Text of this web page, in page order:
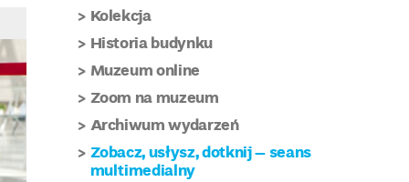
Kolekcja
Historia budynku
Muzeum online
Zoom na muzeum
Archiwum wydarzeń
Zobacz, usłysz, dotknij – seans
multimedialny